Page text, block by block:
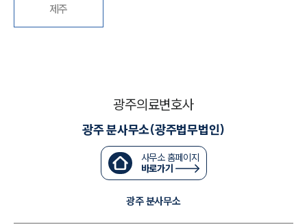
제주
광주의료변호사
광주 분사무소(광주법무법인)
사무소 홈페이지
바로가기
광주 분사무소